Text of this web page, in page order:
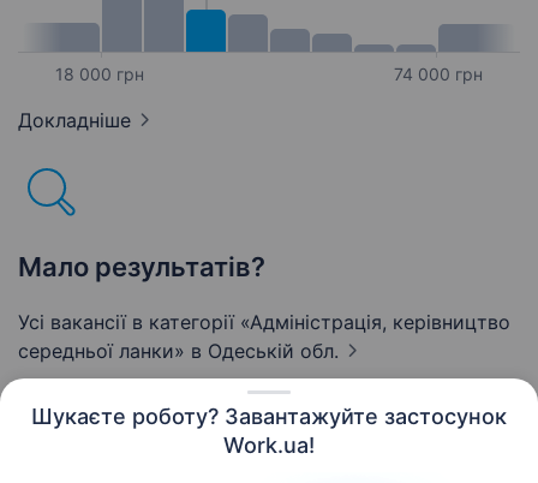
Шукаєте роботу? Завантажуйте застосунок
Work.ua!
18 000 грн 74 000 грн
Докладніше
Мало результатів?
Усі вакансії в категорії «Адмiнiстрацiя, керівництво
середньої ланки» в Одеській обл.